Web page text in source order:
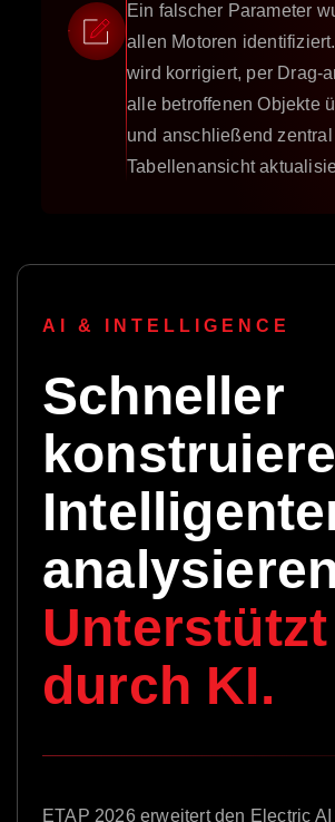
Ein falscher Parameter
allen Motoren
wird korrigiert, per Drag-
alle betroffenen Objekte
und anschließend
Tabellenansicht
AI & INTELLIGENCE
Schneller
Unterstützt
durch KI.
ETAP 2026 erweitert den Electric